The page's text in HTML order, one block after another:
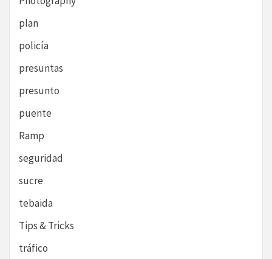
plan
policía
presuntas
presunto
puente
Ramp
seguridad
sucre
tebaida
Tips & Tricks
tráfico